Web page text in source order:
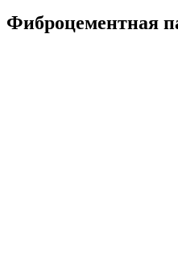
Фиброцементная